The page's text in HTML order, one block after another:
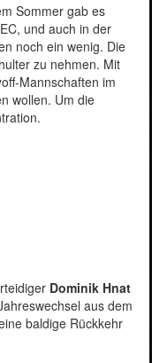
Sommer gab es
und auch in der
noch ein wenig. Die
zu nehmen. Mit
Mannschaften im
wollen. Um die
Dominik Hnat
aus dem
baldige Rückkehr